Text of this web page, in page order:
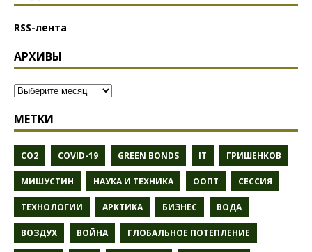
RSS-лента
АРХИВЫ
МЕТКИ
CO2 COVID-19 GREEN BONDS IT ГРИШЕНКОВ
МИШУСТИН НАУКА И ТЕХНИКА ООПТ СЕССИЯ
ТЕХНОЛОГИИ АРКТИКА БИЗНЕС ВОДА
ВОЗДУХ ВОЙНА ГЛОБАЛЬНОЕ ПОТЕПЛЕНИЕ